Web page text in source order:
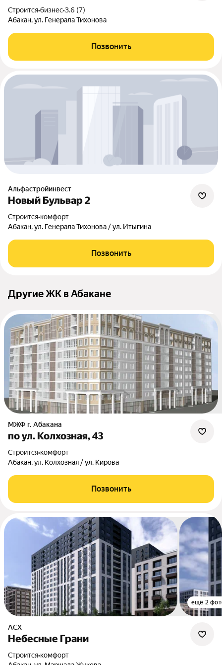
Строится•бизнес•3.6 (7)
Абакан, ул. Генерала Тихонова
Позвонить
Альфастройинвест
Новый Бульвар 2
Строится•комфорт
Абакан, ул. Генерала Тихонова / ул. Итыгина
Позвонить
Другие ЖК в Абакане
МЖФ г. Абакана
по ул. Колхозная, 43
Строится•комфорт
Абакан, ул. Колхозная / ул. Кирова
Позвонить
ещё 2
АСХ
Небесные Грани
Строится•комфорт